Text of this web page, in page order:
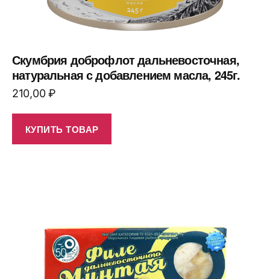
Скумбрия доброфлот дальневосточная,
натуральная с добавлением масла, 245г.
210,00₽
КУПИТЬ ТОВАР